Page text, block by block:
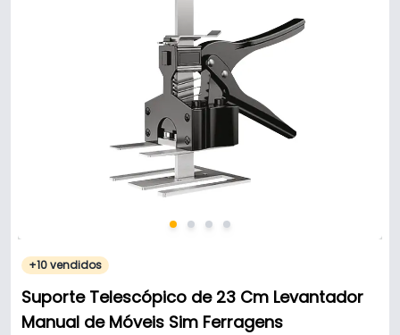
+10 vendidos
Suporte Telescópico de 23 Cm Levantador
Manual de Móveis Sim Ferragens